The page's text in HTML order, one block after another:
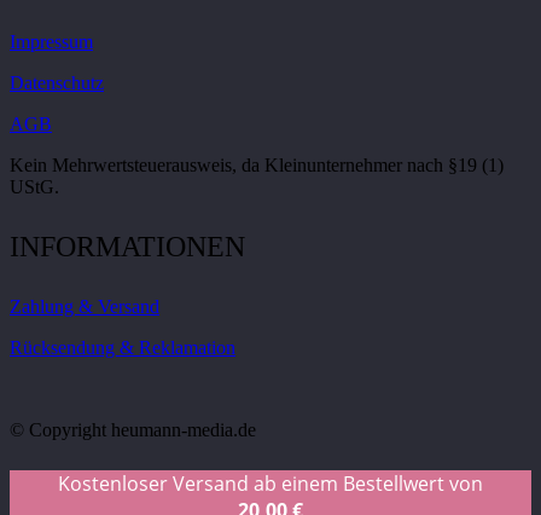
Impressum
Datenschutz
AGB
Kein Mehrwertsteuerausweis, da Kleinunternehmer nach §19 (1)
UStG.
INFORMATIONEN
Zahlung & Versand
Rücksendung & Reklamation
© Copyright heumann-media.de
Kostenloser Versand ab einem Bestellwert von